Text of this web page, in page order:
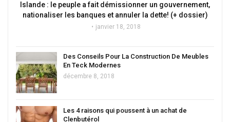
Islande : le peuple a fait démissionner un gouvernement,
nationaliser les banques et annuler la dette! (+ dossier)
janvier 18, 2018
Des Conseils Pour La Construction De Meubles
En Teck Modernes
décembre 8, 2018
Les 4 raisons qui poussent à un achat de
Clenbutérol